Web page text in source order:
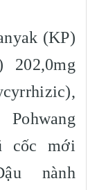
(KP)
202,0mg
cốc mới
nành